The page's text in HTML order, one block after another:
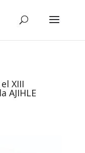
XIII
AJIHLE